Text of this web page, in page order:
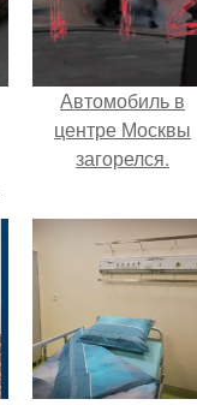
Автомобиль в
центре Москвы
загорелся.